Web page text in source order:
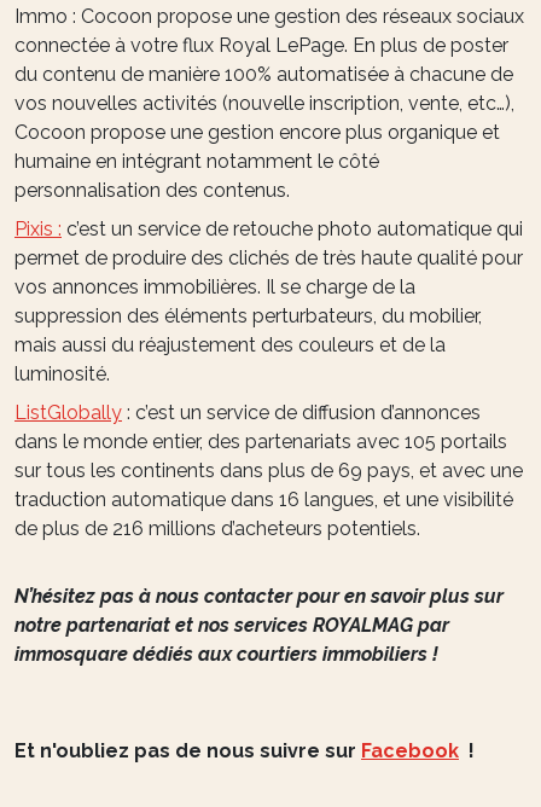
Immo : Cocoon propose une gestion des réseaux sociaux
connectée à votre flux Royal LePage. En plus de poster
du contenu de manière 100% automatisée à chacune de
vos nouvelles activités (nouvelle inscription, vente, etc…),
Cocoon propose une gestion encore plus organique et
humaine en intégrant notamment le côté
personnalisation des contenus.
Pixis : c’est un service de retouche photo automatique qui
permet de produire des clichés de très haute qualité pour
vos annonces immobilières. Il se charge de la
suppression des éléments perturbateurs, du mobilier,
mais aussi du réajustement des couleurs et de la
luminosité.
ListGlobally : c’est un service de diffusion d’annonces
dans le monde entier, des partenariats avec 105 portails
sur tous les continents dans plus de 69 pays, et avec une
traduction automatique dans 16 langues, et une visibilité
de plus de 216 millions d’acheteurs potentiels.
N’hésitez pas à nous contacter pour en savoir plus sur
notre partenariat et nos services ROYALMAG par
immosquare dédiés aux courtiers immobiliers !
Et n'oubliez pas de nous suivre sur Facebook !